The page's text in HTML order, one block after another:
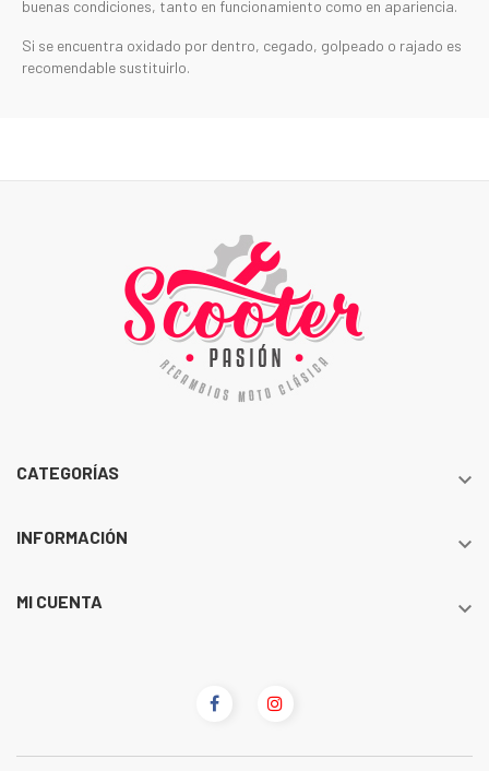
buenas condiciones, tanto en funcionamiento como en apariencia.
Si se encuentra oxidado por dentro, cegado, golpeado o rajado es
recomendable sustituirlo.
CATEGORÍAS 
INFORMACIÓN 
MI CUENTA 